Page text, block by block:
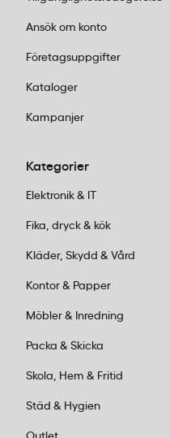
Välj rätt produkt
Handla online på
av våra 25 butiker
2 dagar
17:00 på 011-440 15
order@kontorab.se
Ansök om konto
Företagsuppgifter
Kataloger
Kampanjer
Kategorier
Elektronik & IT
Fika, dryck & kök
Kläder, Skydd & Vård
Kontor & Papper
Möbler & Inredning
Packa & Skicka
Skola, Hem & Fritid
Städ & Hygien